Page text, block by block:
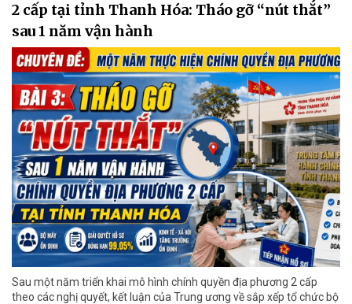
2 cấp tại tỉnh Thanh Hóa: Tháo gỡ “nút thắt”
sau 1 năm vận hành
Sau một năm triển khai mô hình chính quyền địa phương 2 cấp
theo các nghị quyết, kết luận của Trung ương về sắp xếp tổ chức bộ